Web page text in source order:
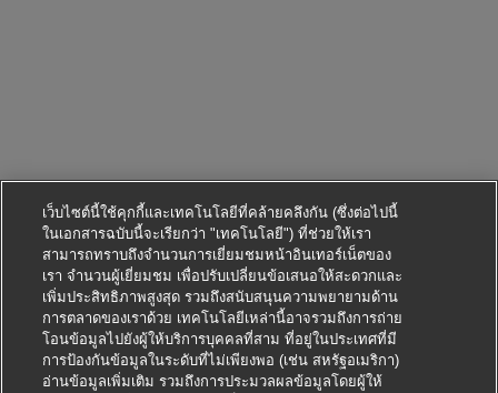
เว็บไซต์นี้ใช้คุกกี้และเทคโนโลยีที่คล้ายคลึงกัน (ซึ่งต่อไปนี้
ในเอกสารฉบับนี้จะเรียกว่า "เทคโนโลยี") ที่ช่วยให้เรา
สามารถทราบถึงจำนวนการเยี่ยมชมหน้าอินเทอร์เน็ตของ
เรา จำนวนผู้เยี่ยมชม เพื่อปรับเปลี่ยนข้อเสนอให้สะดวกและ
เพิ่มประสิทธิภาพสูงสุด รวมถึงสนับสนุนความพยายามด้าน
การตลาดของเราด้วย เทคโนโลยีเหล่านี้อาจรวมถึงการถ่าย
โอนข้อมูลไปยังผู้ให้บริการบุคคลที่สาม ที่อยู่ในประเทศที่มี
การป้องกันข้อมูลในระดับที่ไม่เพียงพอ (เช่น สหรัฐอเมริกา)
อ่านข้อมูลเพิ่มเติม รวมถึงการประมวลผลข้อมูลโดยผู้ให้